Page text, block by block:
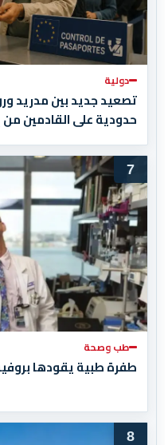
دولية
تصعيد جديد بين مدريد
حدودية على القادمين من
7
طب وصحة
طفرة طبية يقودها
8